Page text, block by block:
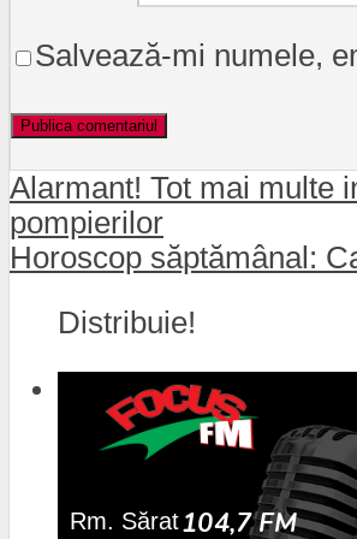
Salvează-mi numele,
Alarmant! Tot mai multe
pompierilor
Horoscop săptămânal:
Distribuie!